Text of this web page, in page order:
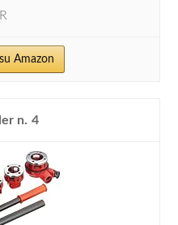
Amazon
4